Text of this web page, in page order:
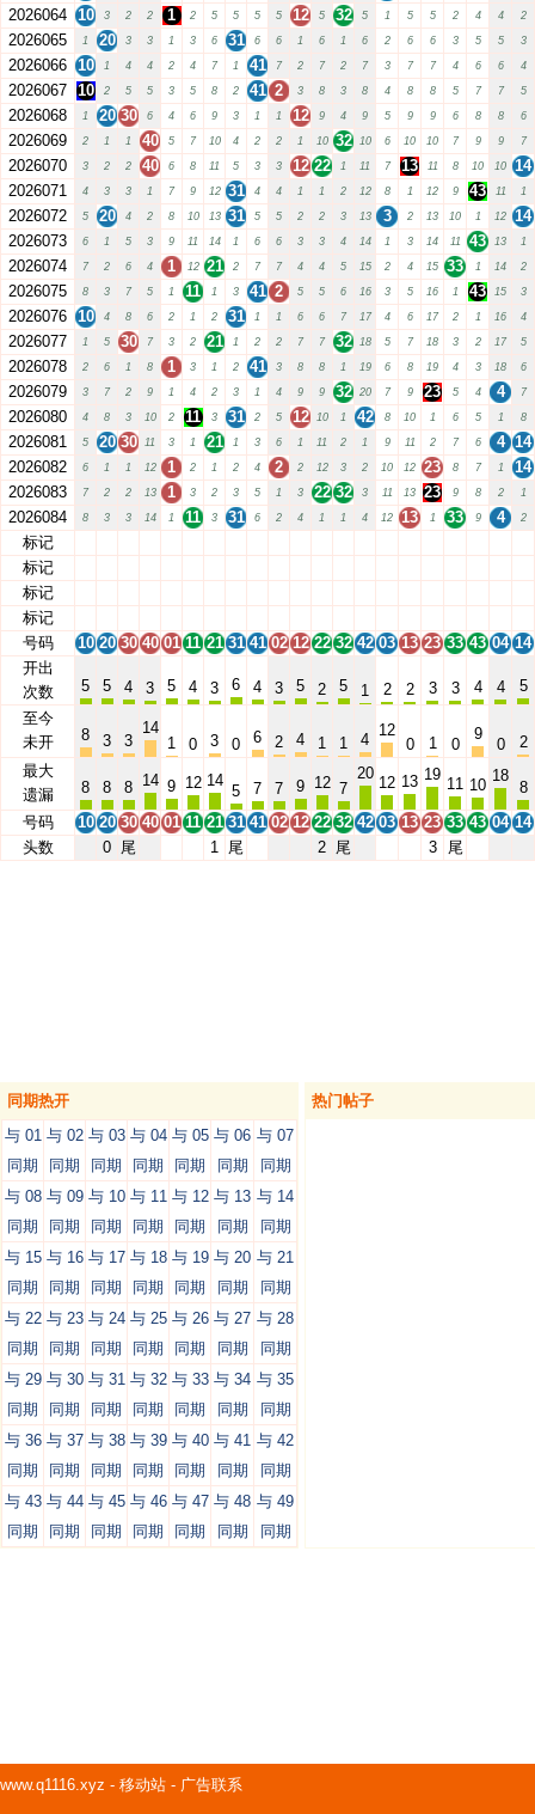
2026064 10 3 2 2 1 2 5 5 5 5 12 5 32 5 1 5 5 2 4 4 2
2026065 1 20 3 3 1 3 6 31 6 6 1 6 1 6 2 6 6 3 5 5 3
2026066 10 1 4 4 2 4 7 1 41 7 2 7 2 7 3 7 7 4 6 6 4
2026067 10 2 5 5 3 5 8 2 41 2 3 8 3 8 4 8 8 5 7 7 5
2026068 1 20 30 6 4 6 9 3 1 1 12 9 4 9 5 9 9 6 8 8 6
2026069 2 1 1 40 5 7 10 4 2 2 1 10 32 10 6 10 10 7 9 9 7
2026070 3 2 2 40 6 8 11 5 3 3 12 22 1 11 7 13 11 8 10 10
14
2026071
4 3 3 1 7 9 12 31 4 4 1 1 2 12 8 1 12 9 43 11 1
2026072 5 20 4 2 8 10 13 31 5 5 2 2 3 13 3 2 13 10 1 12
14
2026073
6 1 5 3 9 11 14 1 6 6 3 3 4 14 1 3 14 11 43 13 1
2026074 7 2 6 4 1 12 21 2 7 7 4 4 5 15 2 4 15 33 1 14 2
2026075 8 3 7 5 1 11 1 3 41 2 5 5 6 16 3 5 16 1 43 15 3
2026076 10 4 8 6 2 1 2 31 1 1 6 6 7 17 4 6 17 2 1 16 4
2026077 1 5 30 7 3 2 21 1 2 2 7 7 32 18 5 7 18 3 2 17 5
2026078 2 6 1 8 1 3 1 2 41 3 8 8 1 19 6 8 19 4 3 18 6
2026079 3 7 2 9 1 4 2 3 1 4 9 9 32 20 7 9 23 5 4 4 7
2026080 4 8 3 10 2 11 3 31 2 5 12 10 1 42 8 10 1 6 5 1 8
2026081 5 20 30 11 3 1 21 1 3 6 1 11 2 1 9 11 2 7 6 4 14
2026082
6 1 1 12 1 2 1 2 4 2 2 12 3 2 10 12 23 8 7 1
14
2026083
7 2 2 13 1 3 2 3 5 1 3 22 32 3 11 13 23 9 8 2 1
2026084 8 3 3 14 1 11 3 31 6 2 4 1 1 4 12 13 1 33 9 4 2
标记
标记
标记
标记
号码
10 20 30 40 01 11 21 31 41 02 12 22 32 42 03 13 23 33 43 04 14
开出
次数
5 5 4 3 5 4 3 6 4 3 5 2 5 1 2 2 3 3 4 4
5
至今
未开
8 3 3
14
1
0 3 0 6 2 4 1 1 4
12
0
1 0
9
0
2
最大
遗漏
8 8 8 14 9 12 14
5 7 7 9 12 7
20
12 13 19
11 10
18
8
号码
10 20 30 40 01 11 21 31 41 02 12 22 32 42 03 13 23 33 43 04 14
头数
0 尾 1 尾 2 尾 3 尾
同期热开
与 01
同期
与 02
同期
与 03
同期
与 04
同期
与 05
同期
与 06
同期
与 07
同期
与 08
同期
与 09
同期
与 10
同期
与 11
同期
与 12
同期
与 13
同期
与 14
同期
与 15
同期
与 16
同期
与 17
同期
与 18
同期
与 19
同期
与 20
同期
与 21
同期
与 22
同期
与 23
同期
与 24
同期
与 25
同期
与 26
同期
与 27
同期
与 28
同期
与 29
同期
与 30
同期
与 31
同期
与 32
同期
与 33
同期
与 34
同期
与 35
同期
与 36
同期
与 37
同期
与 38
同期
与 39
同期
与 40
同期
与 41
同期
与 42
同期
与 43
同期
与 44
同期
与 45
同期
与 46
同期
与 47
同期
与 48
同期
与 49
同期
热门帖子
www.q1116.xyz - 移动站 - 广告联系